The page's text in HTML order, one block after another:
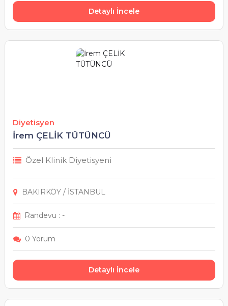
Muş
Osmaniye
Sakarya
Samsun
Siirt
Detaylı İncele
Diyetisyen
İrem ÇELİK TÜTÜNCÜ
Özel Klinik Diyetisyeni
BAKIRKÖY / İSTANBUL
Randevu : -
0 Yorum
Detaylı İncele